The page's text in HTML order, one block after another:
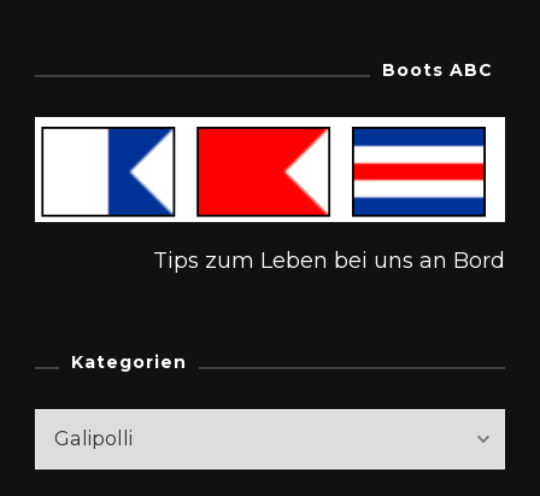
Boots ABC
Tips zum Leben bei uns an Bord
Kategorien
Kategorien